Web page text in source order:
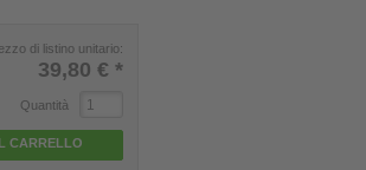
di listino unitario:
39,80 € *
Quantità
CARRELLO